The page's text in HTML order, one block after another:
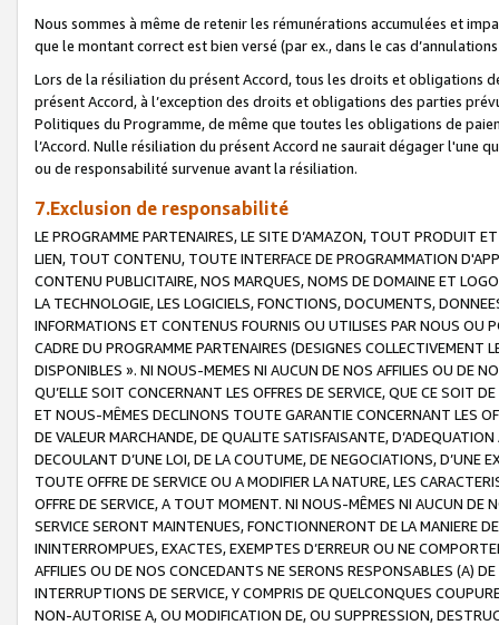
Nous sommes à même de retenir les rémunérations accumulées et
que le montant correct est bien versé (par ex., dans le cas
Lors de la résiliation du présent Accord, tous les droits et obligations
présent Accord, à l’exception des droits et obligations des parties
Politiques du Programme, de même que toutes les obligations de
l’Accord. Nulle résiliation du présent Accord ne saurait dégager l'une
ou de responsabilité survenue avant la résiliation.
7.Exclusion de responsabilité
LE PROGRAMME PARTENAIRES, LE SITE D’AMAZON, TOUT PRODUIT
LIEN, TOUT CONTENU, TOUTE INTERFACE DE PROGRAMMATION
CONTENU PUBLICITAIRE, NOS MARQUES, NOMS DE DOMAINE ET
LA TECHNOLOGIE, LES LOGICIELS, FONCTIONS, DOCUMENTS,
INFORMATIONS ET CONTENUS FOURNIS OU UTILISES PAR NOUS OU
CADRE DU PROGRAMME PARTENAIRES (DESIGNES COLLECTIVEMENT
DISPONIBLES ». NI NOUS-MEMES NI AUCUN DE NOS AFFILIES OU DE
QU’ELLE SOIT CONCERNANT LES OFFRES DE SERVICE, QUE CE SOIT
ET NOUS-MÊMES DECLINONS TOUTE GARANTIE CONCERNANT LES
DE VALEUR MARCHANDE, DE QUALITE SATISFAISANTE,
DECOULANT D’UNE LOI, DE LA COUTUME, DE NEGOCIATIONS, D’UNE
TOUTE OFFRE DE SERVICE OU A MODIFIER LA NATURE, LES
OFFRE DE SERVICE, A TOUT MOMENT. NI NOUS-MÊMES NI AUCUN DE
SERVICE SERONT MAINTENUES, FONCTIONNERONT DE LA MANIERE
ININTERROMPUES, EXACTES, EXEMPTES D’ERREUR OU NE
AFFILIES OU DE NOS CONCEDANTS NE SERONS RESPONSABLES (A)
INTERRUPTIONS DE SERVICE, Y COMPRIS DE QUELCONQUES
NON-AUTORISE A, OU MODIFICATION DE, OU SUPPRESSION,